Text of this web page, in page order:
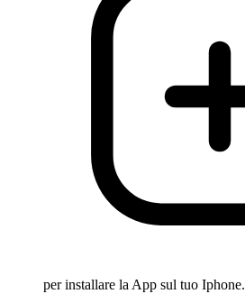
per installare la App sul tuo Iphone.